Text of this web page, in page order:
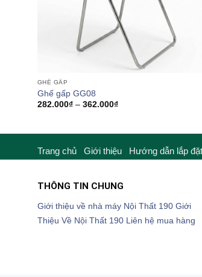
GHẾ GẤP
Ghế gấp GG08
282.000₫ – 362.000₫Khoảng
đến
Trang chủ Giới thiệu Hướng dẫn lắp
THÔNG TIN CHUNG
Giới thiệu về nhà máy Nội Thất 190 Giới
Thiệu Về Nội Thất 190 Liên hệ mua hàng